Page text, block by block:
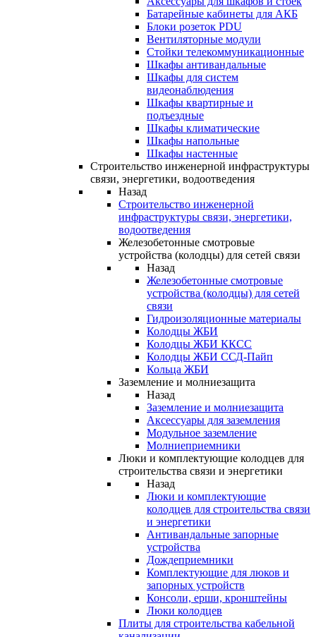
Батарейные кабинеты для АКБ
Блоки розеток PDU
Вентиляторные модули
Стойки телекоммуникационные
Шкафы антивандальные
Шкафы для систем
видеонаблюдения
Шкафы квартирные и
подъездные
Шкафы климатические
Шкафы напольные
Шкафы настенные
Строительство инженерной инфраструктуры
связи, энергетики, водоотведения
Назад
Строительство инженерной
инфраструктуры связи, энергетики,
водоотведения
Железобетонные смотровые
устройства (колодцы) для сетей связи
Назад
Железобетонные смотровые
устройства (колодцы) для сетей
связи
Гидроизоляционные материалы
Колодцы ЖБИ
Колодцы ЖБИ ККСС
Колодцы ЖБИ ССД-Пайп
Кольца ЖБИ
Заземление и молниезащита
Назад
Заземление и молниезащита
Аксессуары для заземления
Модульное заземление
Молниеприемники
Люки и комплектующие колодцев для
строительства связи и энергетики
Назад
Люки и комплектующие
колодцев для строительства связи
и энергетики
Антивандальные запорные
устройства
Дождеприемники
Комплектующие для люков и
запорных устройств
Консоли, ерши, кронштейны
Люки колодцев
Плиты для строительства кабельной